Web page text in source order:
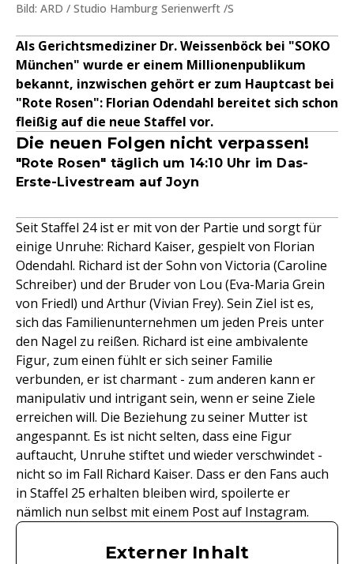
Bild: ARD / Studio Hamburg Serienwerft /S
Als Gerichtsmediziner Dr. Weissenböck bei "SOKO
München" wurde er einem Millionenpublikum
bekannt, inzwischen gehört er zum Hauptcast bei
"Rote Rosen": Florian Odendahl bereitet sich schon
fleißig auf die neue Staffel vor.
Die neuen Folgen nicht verpassen!
"Rote Rosen" täglich um 14:10 Uhr im Das-
Erste-Livestream auf Joyn
Seit Staffel 24 ist er mit von der Partie und sorgt für
einige Unruhe: Richard Kaiser, gespielt von Florian
Odendahl. Richard ist der Sohn von Victoria (Caroline
Schreiber) und der Bruder von Lou (Eva-Maria Grein
von Friedl) und Arthur (Vivian Frey). Sein Ziel ist es,
sich das Familienunternehmen um jeden Preis unter
den Nagel zu reißen. Richard ist eine ambivalente
Figur, zum einen fühlt er sich seiner Familie
verbunden, er ist charmant - zum anderen kann er
manipulativ und intrigant sein, wenn er seine Ziele
erreichen will. Die Beziehung zu seiner Mutter ist
angespannt. Es ist nicht selten, dass eine Figur
auftaucht, Unruhe stiftet und wieder verschwindet -
nicht so im Fall Richard Kaiser. Dass er den Fans auch
in Staffel 25 erhalten bleiben wird, spoilerte er
nämlich nun selbst mit einem Post auf Instagram.
Externer Inhalt